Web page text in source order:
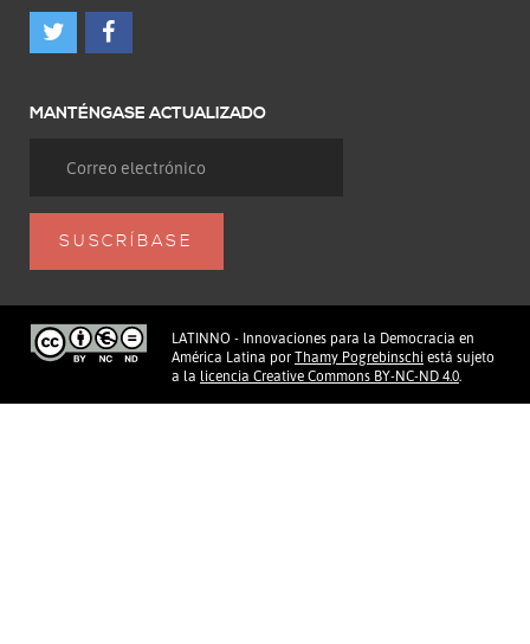
MANTÉNGASE ACTUALIZADO
LATINNO - Innovaciones para la Democracia en
América Latina por Thamy Pogrebinschi está sujeto
a la licencia Creative Commons BY-NC-ND 4.0.